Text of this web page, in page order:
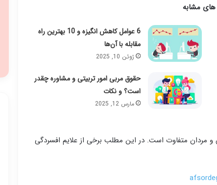
مشابه
6 عوامل کاهش انگیزه و 10 بهترین راه‌
مقابله با آن‌ها
ژوئن 10, 2025
حقوق مربی امور تربیتی و مشاوره چقدر
است؟ و نکات
مارس 12, 2025
و مردان متفاوت است. در این مطلب برخی از علایم افسردگی